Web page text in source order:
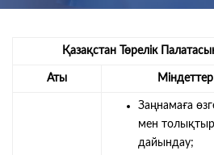
Қазақстан Төрелік
Аты Міндеттер
Заңнамаға
мен
дайындау;